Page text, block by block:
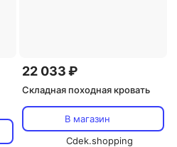
22 033 ₽
Складная походная кровать
В магазин
Cdek.shopping